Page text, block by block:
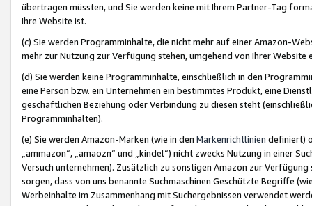
übertragen müssten, und Sie werden keine mit Ihrem Partner-Tag
Ihre Website ist.
(c) Sie werden Programminhalte, die nicht mehr auf einer Amazon-
mehr zur Nutzung zur Verfügung stehen, umgehend von Ihrer
(d) Sie werden keine Programminhalte, einschließlich in den
eine Person bzw. ein Unternehmen ein bestimmtes Produkt, eine
geschäftlichen Beziehung oder Verbindung zu diesen steht
Programminhalten).
(e) Sie werden Amazon-Marken (wie in den Markenrichtlinien definiert)
„ammazon“, „amaozn“ und „kindel“) nicht zwecks Nutzung in einer
Versuch unternehmen). Zusätzlich zu sonstigen Amazon zur
sorgen, dass von uns benannte Suchmaschinen Geschützte Begriffe
Werbeinhalte im Zusammenhang mit Suchergebnissen verwendet